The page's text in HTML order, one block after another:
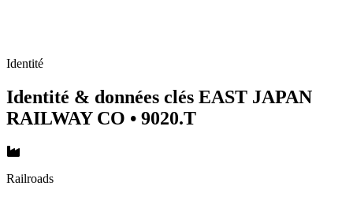
Identité
Identité & données clés EAST JAPAN
RAILWAY CO • 9020.T
Railroads